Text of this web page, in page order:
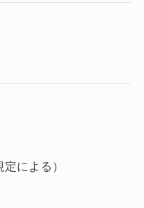
による）